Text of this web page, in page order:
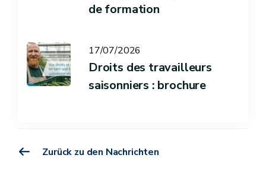
Zurück zu den Nachrichten
de formation
17/07/2026
Droits des travailleurs
saisonniers : brochure